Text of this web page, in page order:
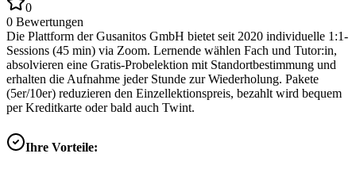
0
0 Bewertungen
Die Plattform der Gusanitos GmbH bietet seit 2020 individuelle 1:1-
Sessions (45 min) via Zoom. Lernende wählen Fach und Tutor:in,
absolvieren eine Gratis-Probelektion mit Standortbestimmung und
erhalten die Aufnahme jeder Stunde zur Wiederholung. Pakete
(5er/10er) reduzieren den Einzellektionspreis, bezahlt wird bequem
per Kreditkarte oder bald auch Twint.
Ihre Vorteile: